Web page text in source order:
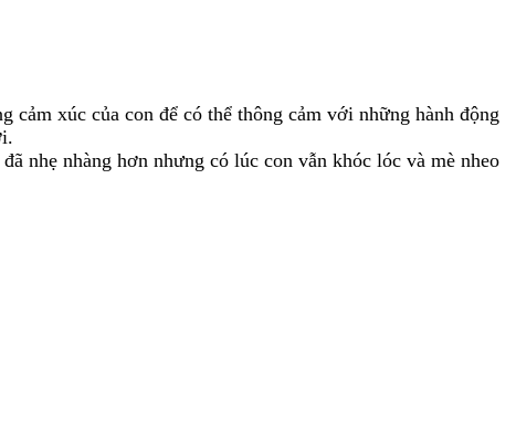
xúc của con để có thể thông cảm với những hành động
nhẹ nhàng hơn nhưng có lúc con vẫn khóc lóc và mè nheo